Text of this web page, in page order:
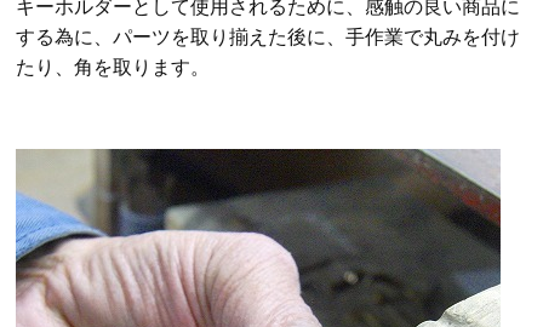
キーホルダーとして使用されるために、感触の良い商品に
する為に、パーツを取り揃えた後に、手作業で丸みを付け
たり、角を取ります。